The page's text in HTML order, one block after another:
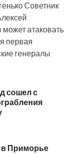
Советник
атаковать
первая
генералы
сошел с
в Приморье